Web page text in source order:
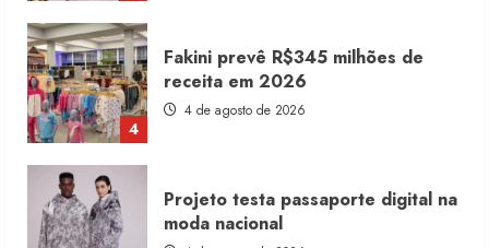
5
Projeto testa passaporte digital na
moda nacional
4 de agosto de 2026
Dia dos Pais reforça retomada da
moda no varejo